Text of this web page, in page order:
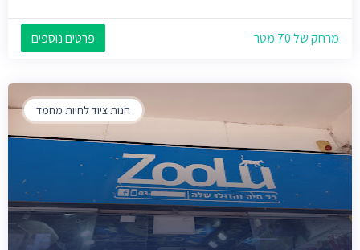
מרחק של 70 מטר פרטים נוספים
חנות ציוד לחיות מחמד